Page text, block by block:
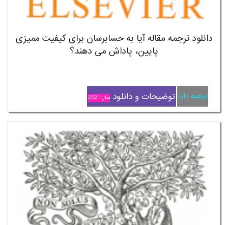
دانلود ترجمه مقاله آیا به حسابرسان برای کیفیت ممیزی
پایین، پاداش می دهند؟
ترجمه دارد توضیحات و دانلود سال 2021